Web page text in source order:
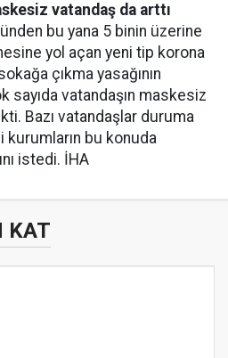
vatandaş da arttı
bu yana 5 binin üzerine
yol açan yeni tip korona
çıkma yasağının
sayıda vatandaşın maskesiz
Bazı vatandaşlar duruma
bu konuda
istedi. İHA
KAT